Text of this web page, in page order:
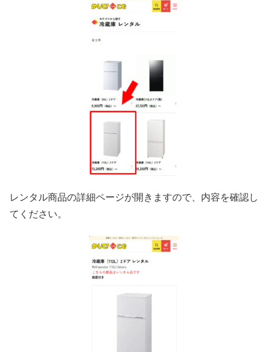
レンタル商品の詳細ページが開きますので、内容を確認し
てください。